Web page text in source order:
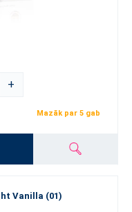
+
Mazāk par 5 gab
Vanilla (01)